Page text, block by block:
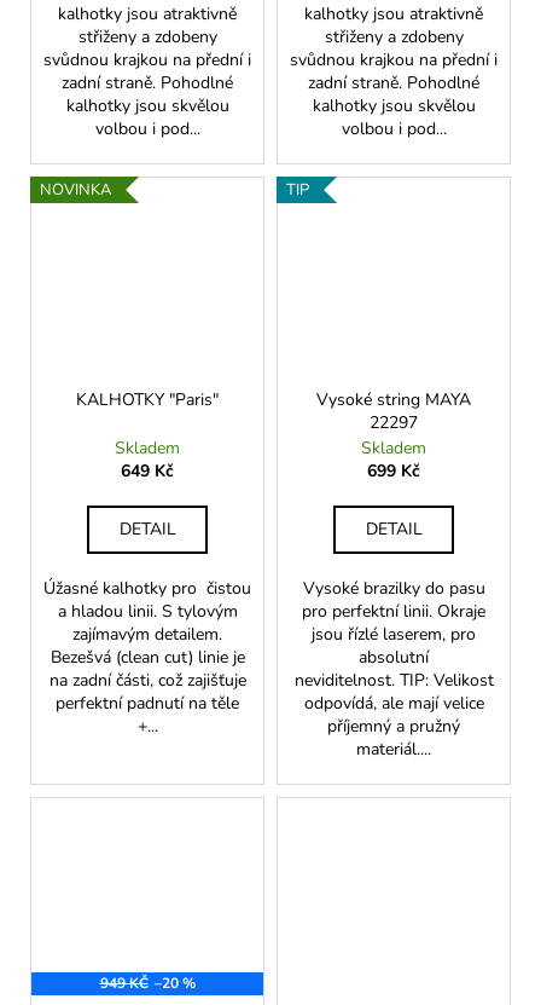
kalhotky jsou atraktivně
střiženy a zdobeny
svůdnou krajkou na přední i
zadní straně. Pohodlné
kalhotky jsou skvělou
volbou i pod...
kalhotky jsou atraktivně
střiženy a zdobeny
svůdnou krajkou na přední i
zadní straně. Pohodlné
kalhotky jsou skvělou
volbou i pod...
NOVINKA
KALHOTKY "Paris"
Skladem
649 Kč
DETAIL
Úžasné kalhotky pro čistou
a hladou linii. S tylovým
zajímavým detailem.
Bezešvá (clean cut) linie je
na zadní části, což zajišťuje
perfektní padnutí na těle
+...
TIP
Vysoké string MAYA
22297
Skladem
699 Kč
DETAIL
Vysoké brazilky do pasu
pro perfektní linii. Okraje
jsou řízlé laserem, pro
absolutní
neviditelnost. TIP: Velikost
odpovídá, ale mají velice
příjemný a pružný
materiál....
949 KČ –20 %